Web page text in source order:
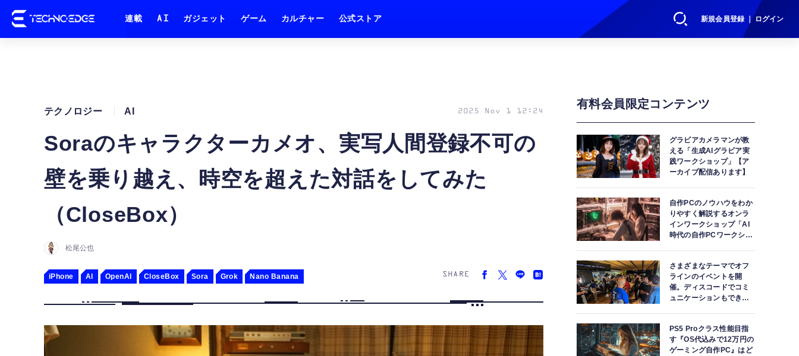
新規会員登録 ｜ ログイン
連載 AI ガジェット ゲーム カルチャー 公式ストア
Soraのキャラクターカメオ、実写人間登録不可の
壁を乗り越え、時空を超えた対話をしてみた
（CloseBox）
テクノロジー AI 2025 Nov 1 12:24
松尾公也
iPhone AI OpenAI CloseBox Sora Grok Nano Banana SHARE
有料会員限定コンテンツ
グラビアカメラマンが教
える「生成AIグラビア実
践ワークショップ」【ア
ーカイブ配信あります】
自作PCのノウハウをわか
りやすく解説するオンラ
インワークショップ「AI
時代の自作PCワークショ
さまざまなテーマでオフ
ラインのイベントを開
催。ディスコードでコミ
ュニケーションもできま
PS5 Proクラス性能目指
す『OS代込みで12万円の
ゲーミング自作PC』はど